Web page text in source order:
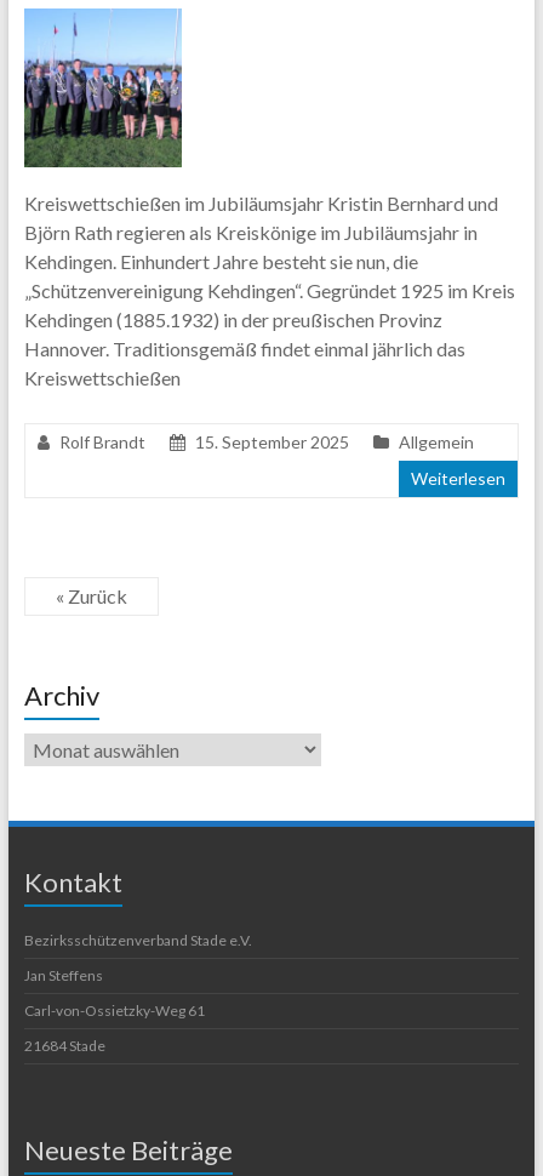
Kreiswettschießen im Jubiläumsjahr Kristin Bernhard und
Björn Rath regieren als Kreiskönige im Jubiläumsjahr in
Kehdingen. Einhundert Jahre besteht sie nun, die
„Schützenvereinigung Kehdingen“. Gegründet 1925 im Kreis
Kehdingen (1885.1932) in der preußischen Provinz
Hannover. Traditionsgemäß findet einmal jährlich das
Kreiswettschießen
Rolf Brandt 15. September 2025
Allgemein
Weiterlesen
« Zurück
Archiv
Kontakt
Bezirksschützenverband Stade e.V.
Jan Steffens
Carl-von-Ossietzky-Weg 61
21684 Stade
Neueste Beiträge